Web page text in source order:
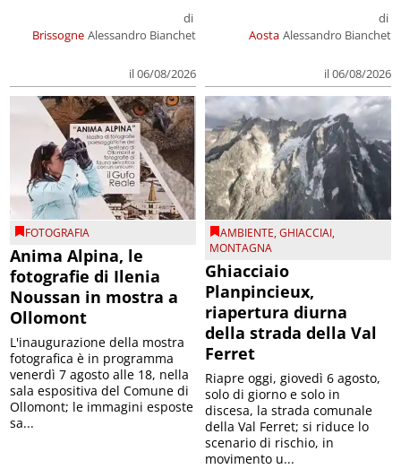
Brissogne
di
Alessandro Bianchet
il 06/08/2026
Aosta
di
Alessandro Bianchet
il 06/08/2026
FOTOGRAFIA
Anima Alpina, le
fotografie di Ilenia
Noussan in mostra a
Ollomont
L'inaugurazione della mostra
fotografica è in programma
venerdì 7 agosto alle 18, nella
sala espositiva del Comune di
Ollomont; le immagini esposte
sa...
AMBIENTE,GHIACCIAI,
MONTAGNA
Ghiacciaio
Planpincieux,
riapertura diurna
della strada della Val
Ferret
Riapre oggi, giovedì 6 agosto,
solo di giorno e solo in
discesa, la strada comunale
della Val Ferret; si riduce lo
scenario di rischio, in
movimento u...